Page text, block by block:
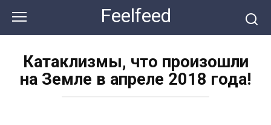
контенту
Feelfeed
Катаклизмы, что произошли
на Земле в апреле 2018 года!